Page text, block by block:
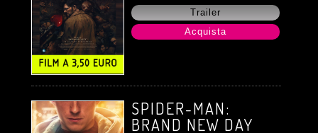
Trailer
Acquista
SPIDER-MAN:
BRAND NEW DAY